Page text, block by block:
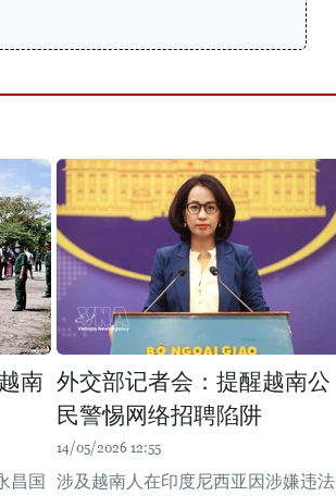
南
昌国
外交部记者会：提醒越南公
民警惕网络招聘陷阱
14/05/2026 12:55
涉及越南人在印度尼西亚因涉嫌违法